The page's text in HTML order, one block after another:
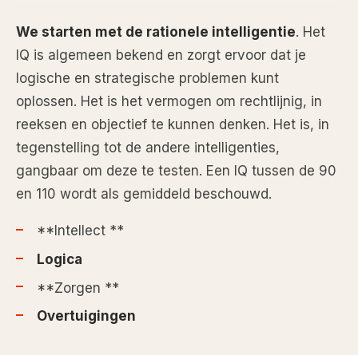
We starten met de rationele intelligentie. Het
IQ is algemeen bekend en zorgt ervoor dat je
logische en strategische problemen kunt
oplossen. Het is het vermogen om rechtlijnig, in
reeksen en objectief te kunnen denken. Het is, in
tegenstelling tot de andere intelligenties,
gangbaar om deze te testen. Een IQ tussen de 90
en 110 wordt als gemiddeld beschouwd.
**Intellect **
Logica
**Zorgen **
Overtuigingen